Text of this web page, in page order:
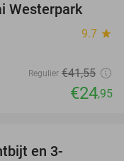
40%
Westerpark
9.7 star
Regulier €41,55
€24,95
en 3-